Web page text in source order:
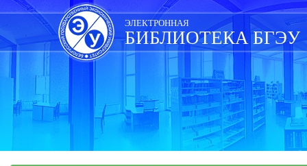
Skip
navigation
ЭЛЕКТРОННАЯ
БИБЛИОТЕКА БГЭУ